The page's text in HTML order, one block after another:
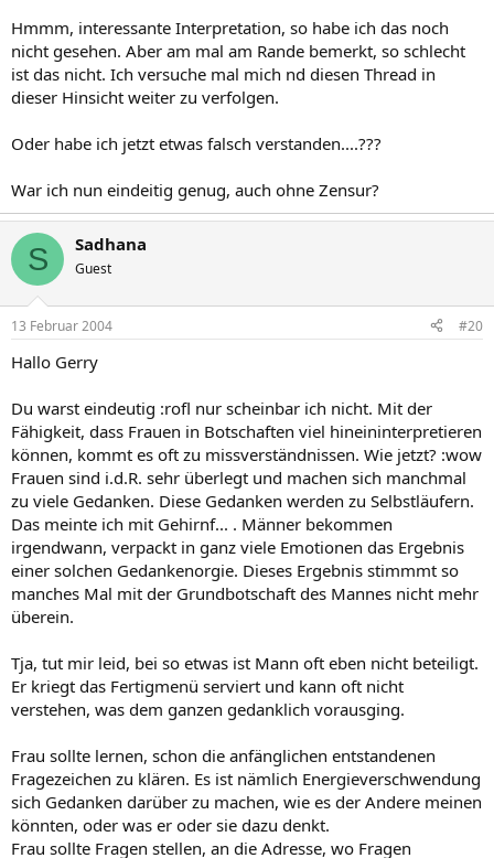
Hmmm, interessante Interpretation, so habe ich das noch
nicht gesehen. Aber am mal am Rande bemerkt, so schlecht
ist das nicht. Ich versuche mal mich nd diesen Thread in
dieser Hinsicht weiter zu verfolgen.
Oder habe ich jetzt etwas falsch verstanden....???
War ich nun eindeitig genug, auch ohne Zensur?
S Sadhana
Guest
13 Februar 2004 #20
Hallo Gerry
Du warst eindeutig :rofl nur scheinbar ich nicht. Mit der
Fähigkeit, dass Frauen in Botschaften viel hineininterpretieren
können, kommt es oft zu missverständnissen. Wie jetzt? :wow
Frauen sind i.d.R. sehr überlegt und machen sich manchmal
zu viele Gedanken. Diese Gedanken werden zu Selbstläufern.
Das meinte ich mit Gehirnf... . Männer bekommen
irgendwann, verpackt in ganz viele Emotionen das Ergebnis
einer solchen Gedankenorgie. Dieses Ergebnis stimmmt so
manches Mal mit der Grundbotschaft des Mannes nicht mehr
überein.
Tja, tut mir leid, bei so etwas ist Mann oft eben nicht beteiligt.
Er kriegt das Fertigmenü serviert und kann oft nicht
verstehen, was dem ganzen gedanklich vorausging.
Frau sollte lernen, schon die anfänglichen entstandenen
Fragezeichen zu klären. Es ist nämlich Energieverschwendung
sich Gedanken darüber zu machen, wie es der Andere meinen
könnten, oder was er oder sie dazu denkt.
Frau sollte Fragen stellen, an die Adresse, wo Fragen